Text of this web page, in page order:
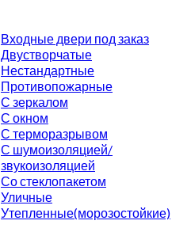
Входные двери под заказ
Двустворчатые
Нестандартные
Противопожарные
С зеркалом
С окном
С терморазрывом
С шумоизоляцией/
звукоизоляцией
Со стеклопакетом
Уличные
Утепленные(морозостойкие)